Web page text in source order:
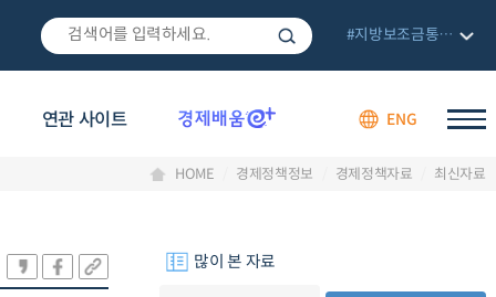
연관 사이트 ENG
#지방보조금통합관리망
HOME 경제정책정보 경제정책자료 최신자료
많이 본 자료